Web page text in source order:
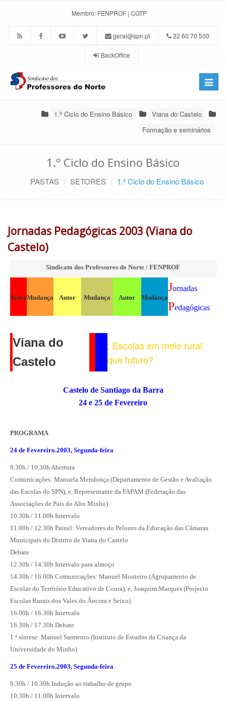
Membro: FENPROF | CGTP
geral@spn.pt 22 60 70 500
BackOffice
Toggle
1.º Ciclo do Ensino Básico
Viana do Castelo
Formação e seminários
1.º Ciclo do Ensino Básico
PASTAS SETORES 1.º Ciclo do Ensino Básico
Jornadas Pedagógicas 2003 (Viana do
Castelo)
Sindicato dos Professores do Norte / FENPROF
AutorMudança Autor Mudança Autor Mudança
Jornadas
Pedagógicas
Viana do
Castelo
: Escolas em meio rural,
que futuro?
Castelo de Santiago da Barra
24 e 25 de Fevereiro
PROGRAMA
24 de Fevereiro.2003, Segunda-feira
9.30h / 10.30h Abertura
Comunicações: Manuela Mendonça (Departamento de Gestão e Avaliação
das Escolas do SPN), e, Representante da FAPAM (Federação das
Associações de Pais do Alto Minho)
10.30h / 11.00h Intervalo
11.00h / 12.30h Painel: Vereadores do Pelouro da Educação das Câmaras
Municipais do Distrito de Viana do Castelo
Debate
12.30h / 14.30h Intervalo para almoço
14.30h / 16.00h Comunicações: Manuel Monteiro (Agrupamento de
Escolas do Território Educativo de Coura), e, Joaquim Marques (Projecto
Escolas Rurais dos Vales do Âncora e Seixo)
16.00h / 16.30h Intervalo
16.30h / 17.30h Debate
1.ª síntese: Manuel Sarmento (Instituto de Estudos da Criança da
Universidade do Minho)
25 de Fevereiro.2003, Segunda-feira
9.30h / 10.30h Indução ao trabalho de grupo
10.30h / 11.00h Intervalo